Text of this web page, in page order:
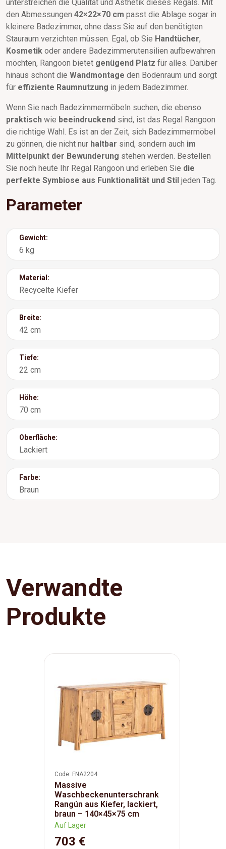
unterstreichen die Qualität und Ästhetik dieses Regals. Mit
den Abmessungen 42×22×70 cm passt die Ablage sogar in
kleinere Badezimmer, ohne dass Sie auf den benötigten
Stauraum verzichten müssen. Egal, ob Sie Handtücher,
Kosmetik oder andere Badezimmerutensilien aufbewahren
möchten, Rangoon bietet genügend Platz für alles. Darüber
hinaus schont die Wandmontage den Bodenraum und sorgt
für effiziente Raumnutzung in jedem Badezimmer.
Wenn Sie nach Badezimmermöbeln suchen, die ebenso
praktisch wie beeindruckend sind, ist das Regal Rangoon
die richtige Wahl. Es ist an der Zeit, sich Badezimmermöbel
zu gönnen, die nicht nur haltbar sind, sondern auch im
Mittelpunkt der Bewunderung stehen werden. Bestellen
Sie noch heute Ihr Regal Rangoon und erleben Sie die
perfekte Symbiose aus Funktionalität und Stil jeden Tag.
Parameter
Gewicht:
6 kg
Material:
Recycelte Kiefer
Breite:
42 cm
Tiefe:
22 cm
Höhe:
70 cm
Oberfläche:
Lackiert
Farbe:
Braun
Verwandte
Produkte
Code: FNA2204
Massive
Waschbeckenunterschrank
Rangún aus Kiefer, lackiert,
braun – 140×45×75 cm
Auf Lager
703 €